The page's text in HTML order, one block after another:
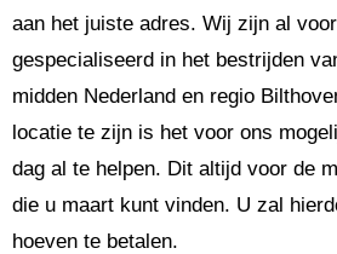
aan het juiste adres. Wij zijn al
gespecialiseerd in het bestrijden
midden Nederland en regio
locatie te zijn is het voor ons
dag al te helpen. Dit altijd voor de
die u maart kunt vinden. U zal
hoeven te betalen.